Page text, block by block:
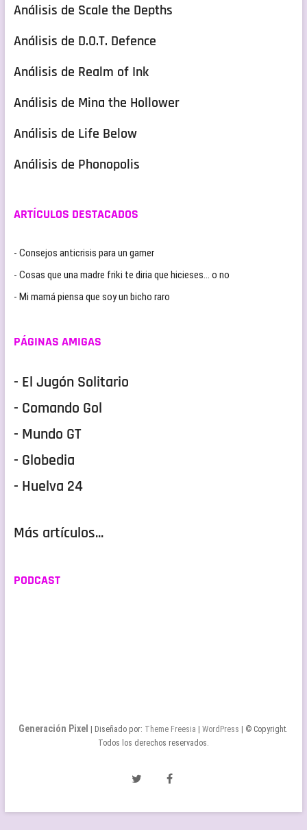
Análisis de Scale the Depths
Análisis de D.O.T. Defence
Análisis de Realm of Ink
Análisis de Mina the Hollower
Análisis de Life Below
Análisis de Phonopolis
ARTÍCULOS DESTACADOS
- Consejos anticrisis para un gamer
- Cosas que una madre friki te diria que hicieses… o no
- Mi mamá piensa que soy un bicho raro
PÁGINAS AMIGAS
- El Jugón Solitario
- Comando Gol
- Mundo GT
- Globedia
- Huelva 24
Más artículos...
PODCAST
Generación Pixel | Diseñado por: Theme Freesia |WordPress
| © Copyright.
Todos los derechos reservados.
TwitterFacebook